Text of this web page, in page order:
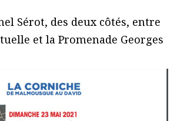
Sérot, des deux côtés, entre
et la Promenade Georges